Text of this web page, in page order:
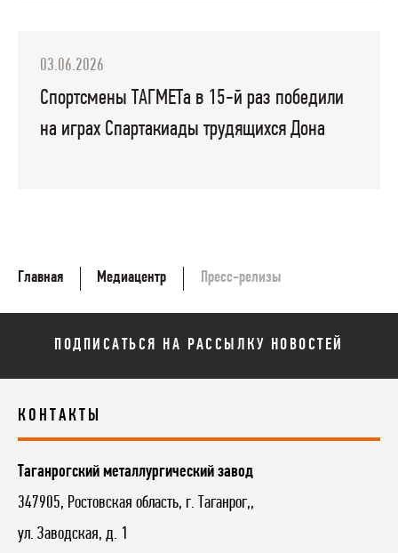
03.06.2026
Спортсмены ТАГМЕТа в 15-й раз победили
на играх Спартакиады трудящихся Дона
Главная Медиацентр Пресс-релизы
ПОДПИСАТЬСЯ НА РАССЫЛКУ НОВОСТЕЙ
КОНТАКТЫ
Таганрогский металлургический завод
347905, Ростовская область, г. Таганрог,,
ул. Заводская, д. 1